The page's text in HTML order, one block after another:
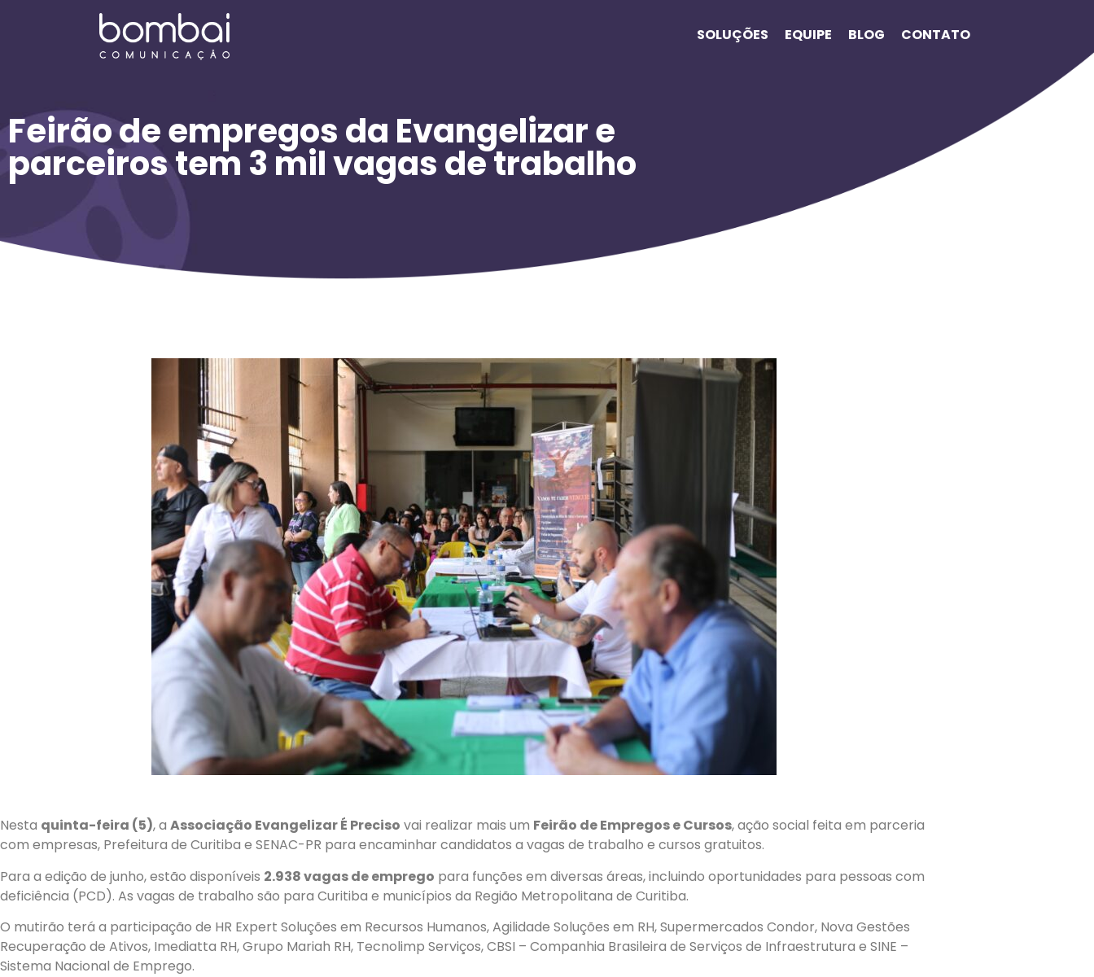
SOLUÇÕES EQUIPE BLOG CONTATO
Feirão de empregos da Evangelizar e
parceiros tem 3 mil vagas de trabalho
Nesta quinta-feira (5), a Associação Evangelizar É Preciso vai realizar mais um Feirão de Empregos e Cursos, ação social feita em parceria
com empresas, Prefeitura de Curitiba e SENAC-PR para encaminhar candidatos a vagas de trabalho e cursos gratuitos.
Para a edição de junho, estão disponíveis 2.938 vagas de emprego para funções em diversas áreas, incluindo oportunidades para pessoas com
deficiência (PCD). As vagas de trabalho são para Curitiba e municípios da Região Metropolitana de Curitiba.
O mutirão terá a participação de HR Expert Soluções em Recursos Humanos, Agilidade Soluções em RH, Supermercados Condor, Nova Gestões
Recuperação de Ativos, Imediatta RH, Grupo Mariah RH, Tecnolimp Serviços, CBSI – Companhia Brasileira de Serviços de Infraestrutura e SINE –
Sistema Nacional de Emprego.